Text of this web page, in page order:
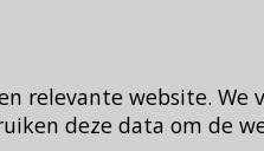
relevante website. We
deze data om de